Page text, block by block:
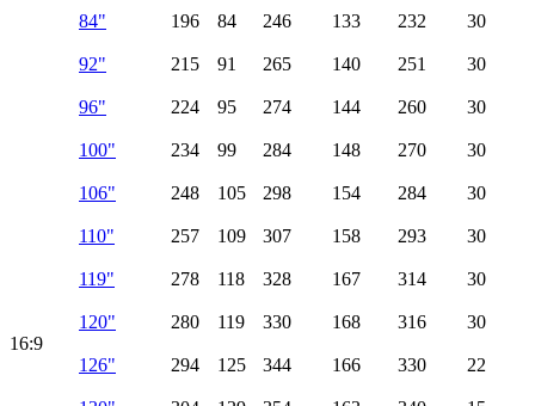
16:9
84" 196 84 246 133 232 30
92" 215 91 265 140 251 30
96" 224 95 274 144 260 30
100" 234 99 284 148 270 30
106" 248 105 298 154 284 30
110" 257 109 307 158 293 30
119" 278 118 328 167 314 30
120" 280 119 330 168 316 30
126" 294 125 344 166 330 22